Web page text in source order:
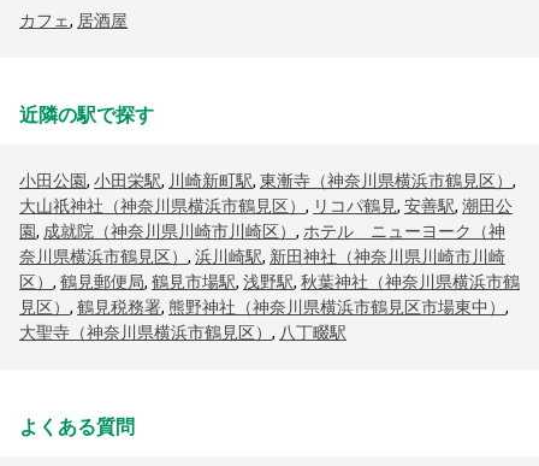
カフェ, 居酒屋
近隣の駅で探す
小田公園, 小田栄駅, 川崎新町駅, 東漸寺（神奈川県横浜市鶴見区） ,
大山祇神社（神奈川県横浜市鶴見区） , リコパ鶴見, 安善駅, 潮田公
園, 成就院（神奈川県川崎市川崎区） , ホテル ニューヨーク（神
奈川県横浜市鶴見区） , 浜川崎駅, 新田神社（神奈川県川崎市川崎
区） , 鶴見郵便局, 鶴見市場駅, 浅野駅, 秋葉神社（神奈川県横浜市鶴
見区） , 鶴見税務署, 熊野神社（神奈川県横浜市鶴見区市場東中） ,
大聖寺（神奈川県横浜市鶴見区） , 八丁畷駅
よくある質問